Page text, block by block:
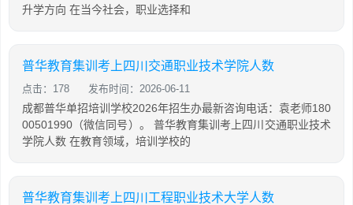
升学方向 在当今社会，职业选择和
普华教育集训考上四川交通职业技术学院人数
点击：178 发布时间：2026-06-11
成都普华单招培训学校2026年招生办最新咨询电话：袁老师180
00501990（微信同号）。 普华教育集训考上四川交通职业技术
学院人数 在教育领域，培训学校的
普华教育集训考上四川工程职业技术大学人数